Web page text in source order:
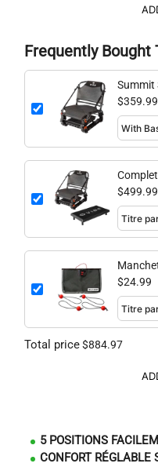
Frequently Bought
Summit
$359.99
$499.99
maille
$24.99
Total price$884.97
5 POSITIONS
CONFORT RÉGLABLE